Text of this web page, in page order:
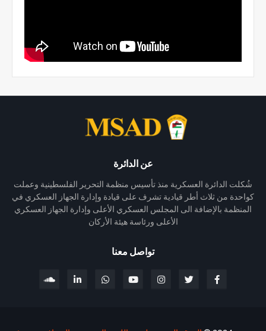
عن الدائرة
شُكلت الدائرة العسكرية منذ تأسيس منظمة التحرير الفلسطينية وعملت
كواحدة من ثلاث أطر قيادية تشرف على قيادة وإدارة الجهاز العسكري في
المنظمة بالإضافة الى المجلس العسكري الأعلى وإدارة الجهاز العسكري
الأعلى ورئاسة هيئة الأركان
تواصل معنا